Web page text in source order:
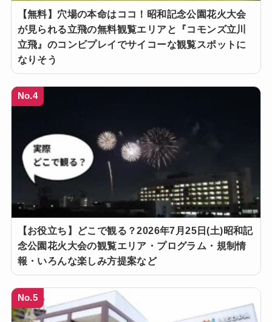
【無料】穴場の本命はココ！昭和記念公園花火大会
が見られる立飛の無料観覧エリアと『コモンズ立川
立飛』のコンビプレイでサイコーな観覧スポットに
なりそう
No.4
【お役立ち】どこで観る？2026年7月25日(土)昭和記
念公園花火大会の観覧エリア・プログラム・規制情
報・いろんな楽しみ方提案など
No.5